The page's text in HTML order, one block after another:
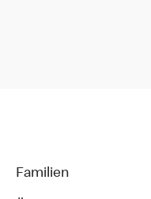
Familien